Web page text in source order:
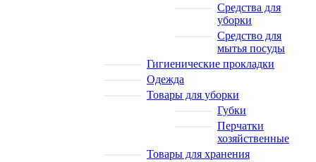
Средства для
уборки
Средство для
мытья посуды
Гигиенические прокладки
Одежда
Товары для уборки
Губки
Перчатки
хозяйственные
Товары для хранения